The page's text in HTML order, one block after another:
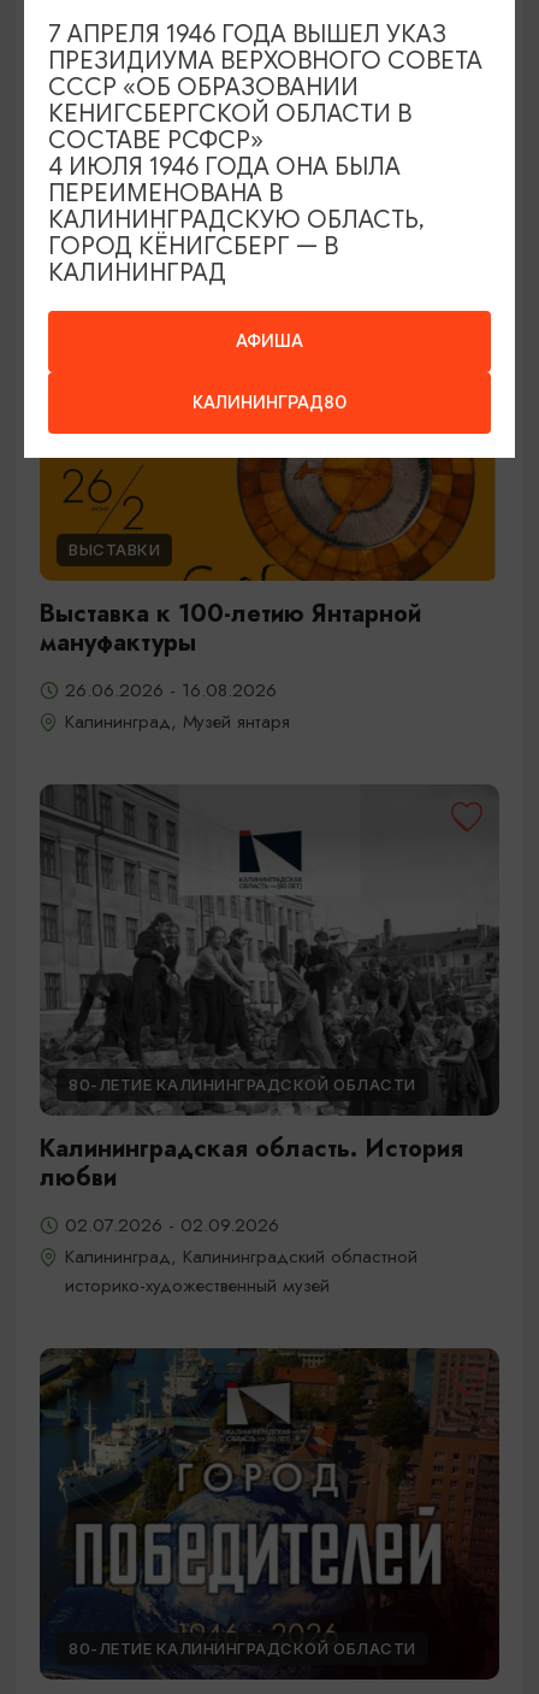
ЭКСКУРСИИ УЧРЕЖДЕНИЙ КУЛЬТУРЫ
Код города. История в символах
25.06.2026 - 30.09.2026, ПН-ПТ в 12:00
Калининград, Музей янтаря
ОТ 150₽ ПУШКИНСКАЯ КАРТА
ВЫСТАВКИ
Выставка к 100-летию Янтарной
мануфактуры
26.06.2026 - 16.08.2026
Калининград, Музей янтаря
80-ЛЕТИЕ КАЛИНИНГРАДСКОЙ ОБЛАСТИ
Калининградская область. История
любви
02.07.2026 - 02.09.2026
Калининград, Калининградский областной
историко-художественный музей
80-ЛЕТИЕ КАЛИНИНГРАДСКОЙ ОБЛАСТИ
АФИША
КАЛИНИНГРАД80
7 АПРЕЛЯ 1946 ГОДА ВЫШЕЛ УКАЗ
ПРЕЗИДИУМА ВЕРХОВНОГО СОВЕТА
СССР «ОБ ОБРАЗОВАНИИ
КЕНИГСБЕРГСКОЙ ОБЛАСТИ В
СОСТАВЕ РСФСР»
4 ИЮЛЯ 1946 ГОДА ОНА БЫЛА
ПЕРЕИМЕНОВАНА В
КАЛИНИНГРАДСКУЮ ОБЛАСТЬ,
ГОРОД КЁНИГСБЕРГ — В
КАЛИНИНГРАД